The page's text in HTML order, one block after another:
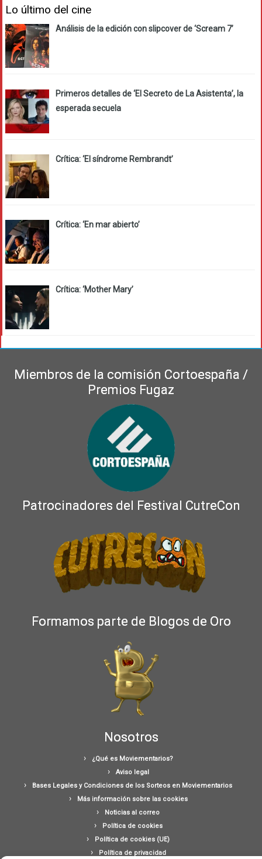
Lo último del cine
Análisis de la edición con slipcover de ‘Scream 7’
Primeros detalles de ‘El Secreto de La Asistenta’, la
esperada secuela
Crítica: ‘El síndrome Rembrandt’
Crítica: ‘En mar abierto’
Crítica: ‘Mother Mary’
Miembros de la comisión Cortoespaña /
Premios Fugaz
Patrocinadores del Festival CutreCon
Formamos parte de Blogos de Oro
Nosotros
¿Qué es Moviementarios?
Aviso legal
Bases Legales y Condiciones de los Sorteos en Moviementarios
Más información sobre las cookies
Noticias al correo
Política de cookies
Política de cookies (UE)
Política de privacidad